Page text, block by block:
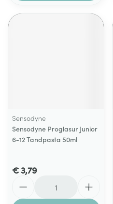
Sensodyne
Sensodyne Proglasur Junior
6-12 Tandpasta 50ml
€ 3,79